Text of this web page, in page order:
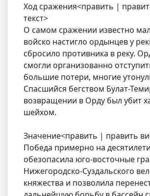
Ход сражения<править |
текст>
О самом сражении известно
войско настигло ордынцев у
сбросило противника в реку.
смогли организованно
большие потери, многие
Спасшийся бегством Булат-
возвращении в Орду был убит
шейхом.
Значение<править | править
Победа примерно на
обезопасила юго-восточные
Нижегородско-Суздальского
княжества и позволила